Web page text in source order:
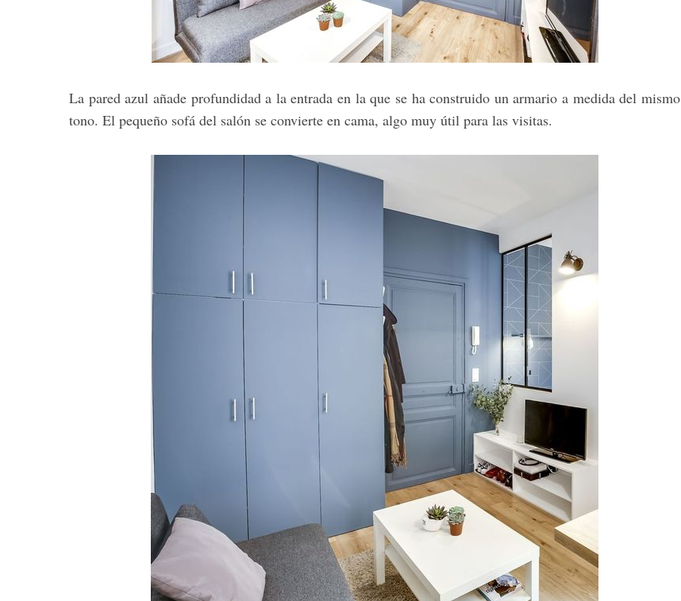
La pared azul añade profundidad a la entrada en la que se ha construido un armario a medida del mismo
tono. El pequeño sofá del salón se convierte en cama, algo muy útil para las visitas.
S